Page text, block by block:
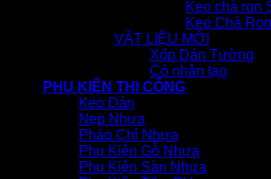
Keo chà ron
Keo Chà
VẬT LIỆU MỚI
Xốp Dán Tường
Cỏ nhân tạo
PHỤ KIỆN THI CÔNG
Keo Dán
Nẹp Nhựa
Phào Chỉ Nhựa
Phụ Kiện Gỗ Nhựa
Phụ Kiện Sàn Nhựa